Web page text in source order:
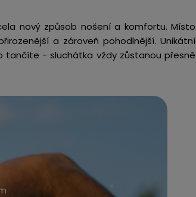
nový způsob nošení a komfortu. Místo
a zároveň pohodlnější. Unikátní
tančíte - sluchátka vždy zůstanou přesně